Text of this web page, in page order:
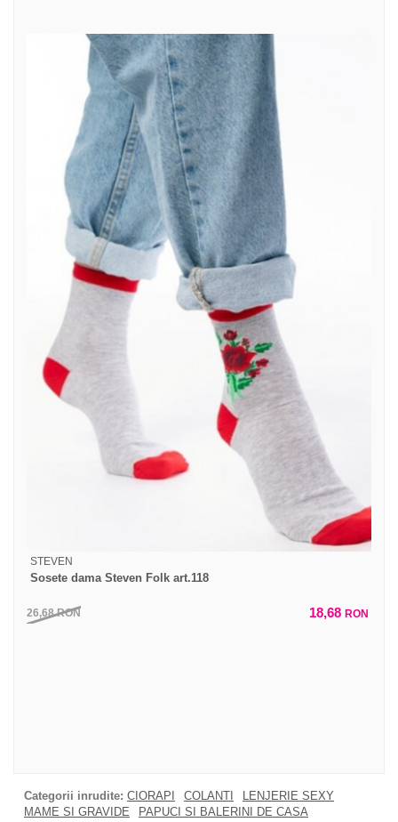
STEVEN
Sosete dama Steven Folk art.118
26,68RON 18,68 RON
Categorii inrudite: CIORAPI COLANTI
LENJERIE SEXY
MAME SI GRAVIDE
PAPUCI SI BALERINI DE CASA